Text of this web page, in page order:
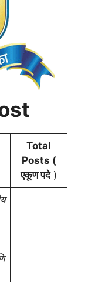
Total
Posts (
एकूण पदे)